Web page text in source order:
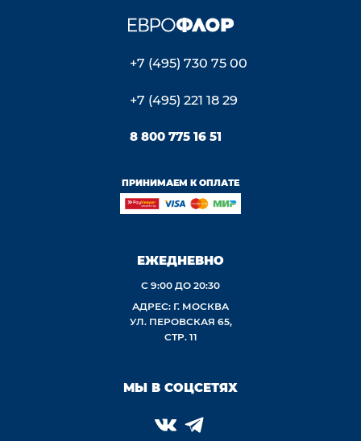
+7 (495) 730 75 00
+7 (495) 221 18 29
8 800 775 16 51
ПРИНИМАЕМ К ОПЛАТЕ
ЕЖЕДНЕВНО
С 9:00 ДО 20:30
АДРЕС: Г. МОСКВА
УЛ. ПЕРОВСКАЯ 65,
СТР. 11
МЫ В СОЦСЕТЯХ